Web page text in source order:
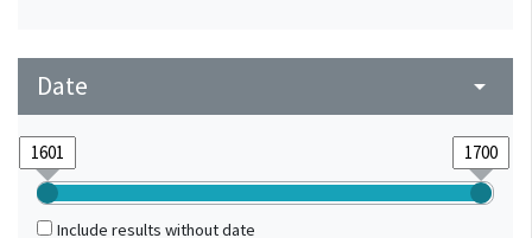
Date arrow_drop_down
Include results without date